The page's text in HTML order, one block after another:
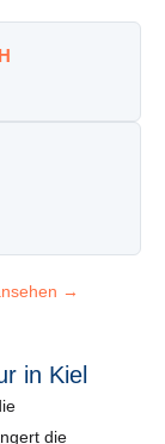
→
in Kiel
die